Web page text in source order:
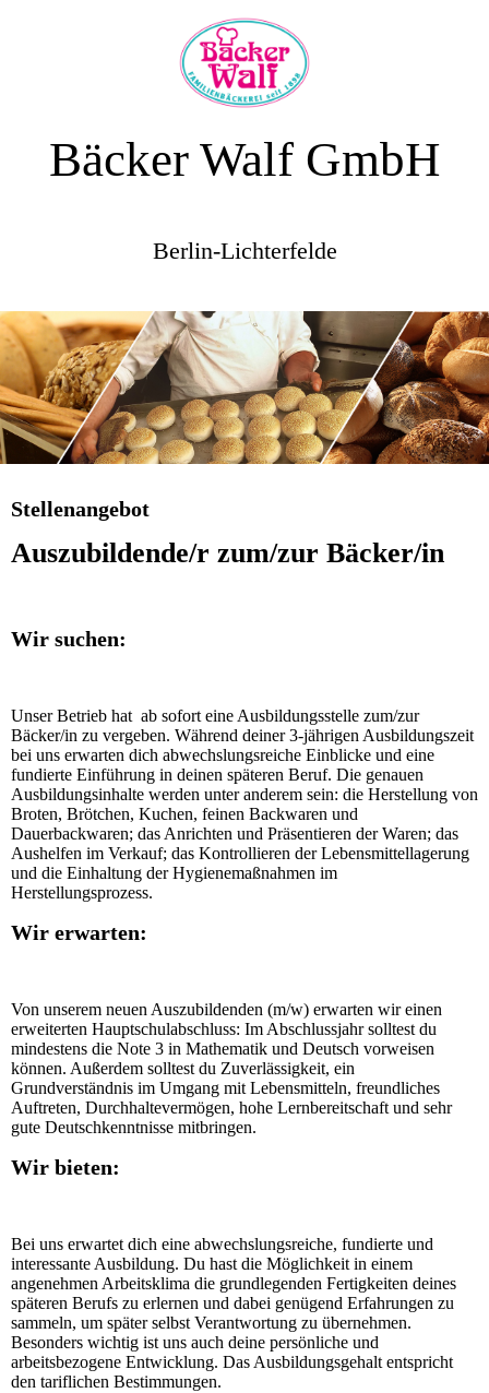
Bäcker Walf GmbH
Berlin-Lichterfelde
Stellenangebot
Auszubildende/r zum/zur Bäcker/in
Wir suchen:
Unser Betrieb hat ab sofort eine Ausbildungsstelle zum/zur
Bäcker/in zu vergeben. Während deiner 3-jährigen Ausbildungszeit
bei uns erwarten dich abwechslungsreiche Einblicke und eine
fundierte Einführung in deinen späteren Beruf. Die genauen
Ausbildungsinhalte werden unter anderem sein: die Herstellung von
Broten, Brötchen, Kuchen, feinen Backwaren und
Dauerbackwaren; das Anrichten und Präsentieren der Waren; das
Aushelfen im Verkauf; das Kontrollieren der Lebensmittellagerung
und die Einhaltung der Hygienemaßnahmen im
Herstellungsprozess.
Wir erwarten:
Von unserem neuen Auszubildenden (m/w) erwarten wir einen
erweiterten Hauptschulabschluss: Im Abschlussjahr solltest du
mindestens die Note 3 in Mathematik und Deutsch vorweisen
können. Außerdem solltest du Zuverlässigkeit, ein
Grundverständnis im Umgang mit Lebensmitteln, freundliches
Auftreten, Durchhaltevermögen, hohe Lernbereitschaft und sehr
gute Deutschkenntnisse mitbringen.
Wir bieten:
Bei uns erwartet dich eine abwechslungsreiche, fundierte und
interessante Ausbildung. Du hast die Möglichkeit in einem
angenehmen Arbeitsklima die grundlegenden Fertigkeiten deines
späteren Berufs zu erlernen und dabei genügend Erfahrungen zu
sammeln, um später selbst Verantwortung zu übernehmen.
Besonders wichtig ist uns auch deine persönliche und
arbeitsbezogene Entwicklung. Das Ausbildungsgehalt entspricht
den tariflichen Bestimmungen.